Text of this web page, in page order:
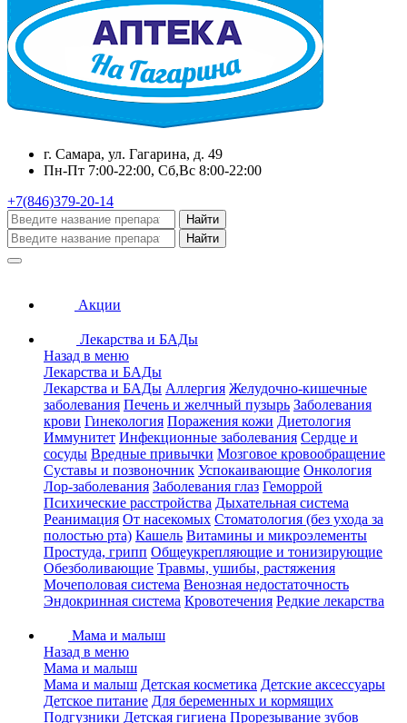
г. Самара, ул. Гагарина, д. 49
Пн-Пт 7:00-22:00, Сб,Вс 8:00-22:00
+7(846)379-20-14
Найти
Найти
Акции
Лекарства и БАДы
Назад в меню
Лекарства и БАДы
Лекарства и БАДы Аллергия Желудочно-кишечные
заболевания Печень и желчный пузырь Заболевания
крови Гинекология Поражения кожи Диетология
Иммунитет Инфекционные заболевания Сердце и
сосуды Вредные привычки Мозговое кровообращение
Суставы и позвоночник Успокаивающие Онкология
Лор-заболевания Заболевания глаз Геморрой
Психические расстройства Дыхательная система
Реанимация От насекомых Стоматология (без ухода за
полостью рта) Кашель Витамины и микроэлементы
Простуда, грипп Общеукрепляющие и тонизирующие
Обезболивающие Травмы, ушибы, растяжения
Мочеполовая система Венозная недостаточность
Эндокринная система Кровотечения Редкие лекарства
Мама и малыш
Назад в меню
Мама и малыш
Мама и малыш Детская косметика Детские аксессуары
Детское питание Для беременных и кормящих
Подгузники Детская гигиена Прорезывание зубов